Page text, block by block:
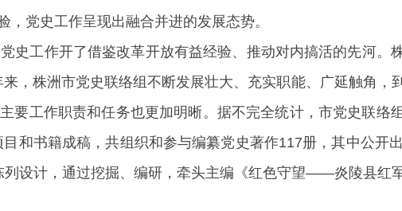
，党史工作呈现出融合并进的发展态势。
史工作开了借鉴改革开放有益经验、推动对内搞活的先河。
，株洲市党史联络组不断发展壮大、充实职能、广延触角，
要工作职责和任务也更加明晰。据不完全统计，市党史联络
和书籍成稿，共组织和参与编纂党史著作117册，其中公开
设计，通过挖掘、编研，牵头主编《红色守望——炎陵县红